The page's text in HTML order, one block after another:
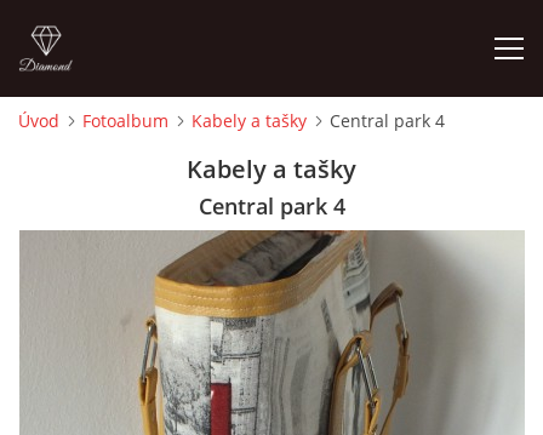
MOJE POSLEDNÍ PRÁCE
Úvod Fotoalbum Kabely a tašky Central park 4
Kabely a tašky
Central park 4